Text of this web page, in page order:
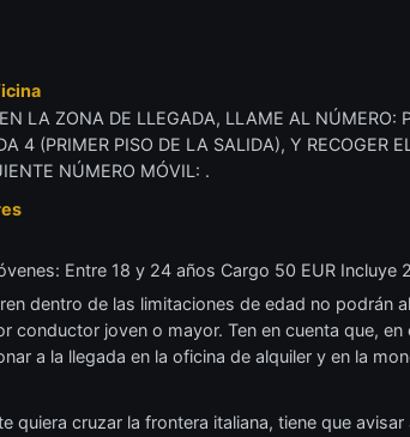
LA ZONA DE LLEGADA, LLAME AL NÚMERO:
4 (PRIMER PISO DE LA SALIDA), Y RECOGER
NÚMERO MÓVIL: .
Entre 18 y 24 años Cargo 50 EUR Incluye
dentro de las limitaciones de edad no podrán
conductor joven o mayor. Ten en cuenta que,
a la llegada en la oficina de alquiler y en la
quiera cruzar la frontera italiana, tiene que